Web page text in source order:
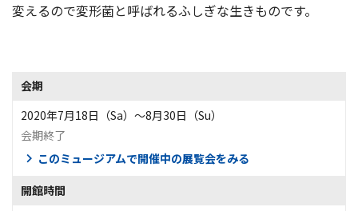
変えるので変形菌と呼ばれるふしぎな生きものです。
会期
2020年7月18日（Sa）〜8月30日（Su）
会期終了
このミュージアムで開催中の展覧会をみる
開館時間